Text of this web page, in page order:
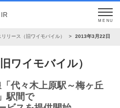
MENU
リリース（旧ワイモバイル） 2013年3月22日
ワイモバイル）
代々木上原駅～梅ヶ丘
駅間で